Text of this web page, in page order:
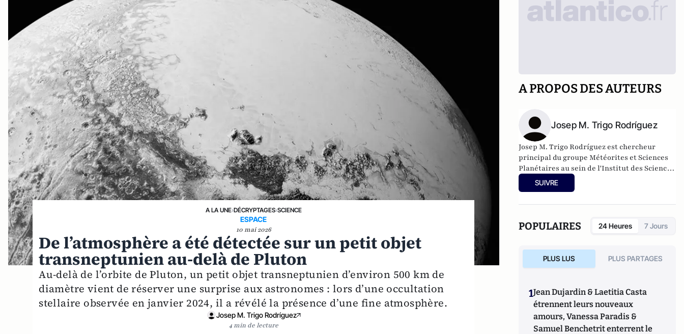
A LA UNE›DÉCRYPTAGES›SCIENCE
ESPACE
10 mai 2026
De l’atmosphère a été détectée sur un petit objet
transneptunien au-delà de Pluton
Au-delà de l’orbite de Pluton, un petit objet transneptunien d’environ 500 km de
diamètre vient de réserver une surprise aux astronomes : lors d’une occultation
stellaire observée en janvier 2024, il a révélé la présence d’une fine atmosphère.
Josep M. Trigo Rodríguez
4 min de lecture
A PROPOS DES AUTEURS
Josep M. Trigo Rodríguez
Josep M. Trigo Rodríguez est chercheur
principal du groupe Météorites et Sciences
Planétaires au sein de l'Institut des Sciences
Spatiales (ICE - CSIC).
SUIVRE
POPULAIRES 24 Heures 7 Jours
PLUS LUS PLUS PARTAGES
1Jean Dujardin & Laetitia Casta
étrennent leurs nouveaux
amours, Vanessa Paradis &
Samuel Benchetrit enterrent le